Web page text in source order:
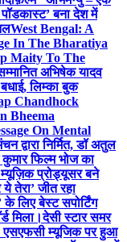
पॉडकास्ट’ बना देश में
West Bengal: A
In The Bharatiya
Maity To The
अभिषेक यादव
लिम्का बुक
Chandhock
Bheema
On Mental
द्वारा निर्मित, डॉ अतुल
कुमार फिल्म भोज का
म्यूज़िक प्रोड्यूसर बने
तेरा’ जीत रहा
के लिए बेस्ट सपोर्टिंग
मिला।देसी स्टार समर
एसएफसी म्यूजिक पर हुआ